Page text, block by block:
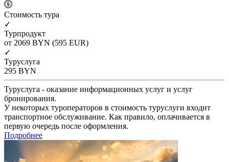
Cтоимость тура
✓
Турпродукт
от 2069 BYN (595 EUR)
✓
Туруслуга
295 BYN
Туруслуга - оказание информационных услуг и услуг
бронирования.
У некоторых туроператоров в стоимость туруслуги входит
транспортное обслуживание. Как правило, оплачивается в
первую очередь после оформления.
Подробнее